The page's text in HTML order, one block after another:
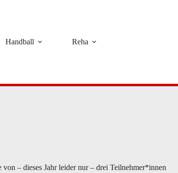
Handball Reha
– dieses Jahr leider nur – drei Teilnehmer*innen